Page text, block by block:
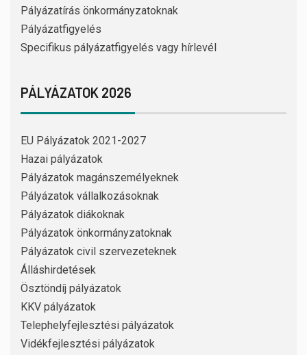
Pályázatírás önkormányzatoknak
Pályázatfigyelés
Specifikus pályázatfigyelés vagy hírlevél
PÁLYÁZATOK 2026
EU Pályázatok 2021-2027
Hazai pályázatok
Pályázatok magánszemélyeknek
Pályázatok vállalkozásoknak
Pályázatok diákoknak
Pályázatok önkormányzatoknak
Pályázatok civil szervezeteknek
Álláshirdetések
Ösztöndíj pályázatok
KKV pályázatok
Telephelyfejlesztési pályázatok
Vidékfejlesztési pályázatok